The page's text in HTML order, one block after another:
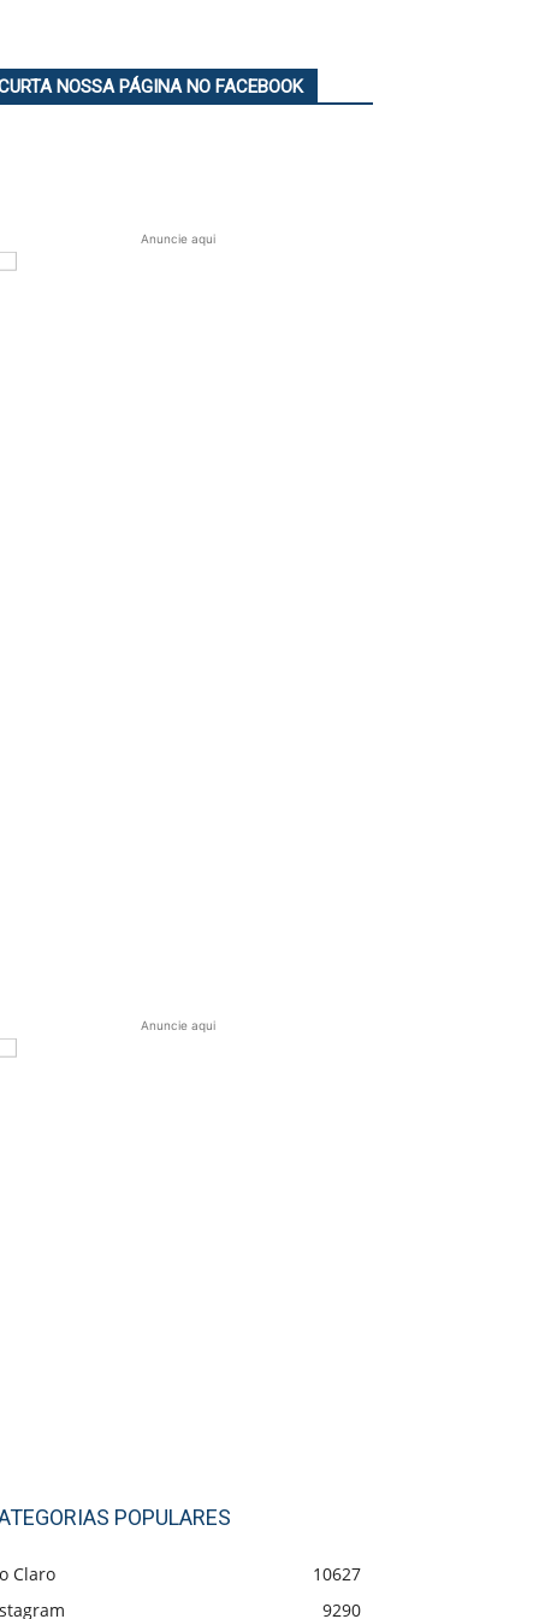
NOSSA PÁGINA NO FACEBOOK
Anuncie aqui
Anuncie aqui
POPULARES
Claro
10627
9290